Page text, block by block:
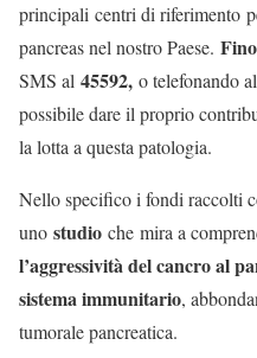
principali centri di riferimento
pancreas nel nostro Paese.
SMS al 45592, o telefonando
possibile dare il proprio
la lotta a questa patologia.
Nello specifico i fondi raccolti
uno studio che mira a
l’aggressività del cancro al
sistema immunitario,
tumorale pancreatica.